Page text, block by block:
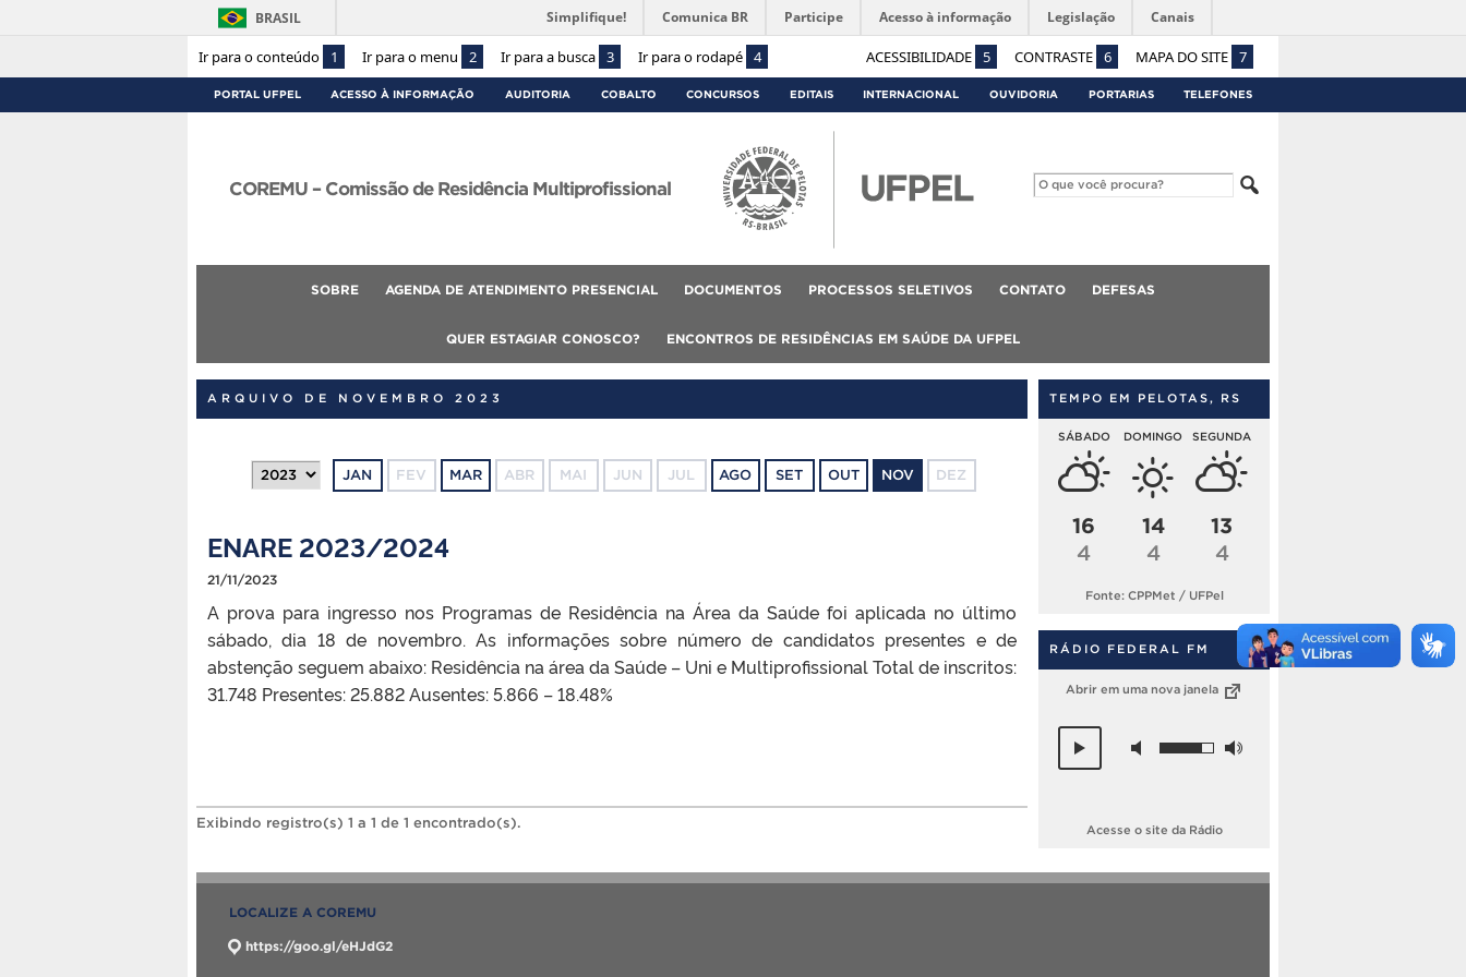
Ir para o conteúdo 1 Ir para o menu 2 Ir para a busca 3 Ir para o rodapé 4 ACESSIBILIDADE 5 CONTRASTE 6 MAPA DO SITE 7
BRASIL Simplifique! Comunica BR Participe Acesso à informação Legislação Canais
PORTAL UFPEL ACESSO À INFORMAÇÃO AUDITORIA COBALTO CONCURSOS EDITAIS INTERNACIONAL OUVIDORIA PORTARIAS TELEFONES
COREMU – Comissão de Residência Multiprofissional
SOBRE AGENDA DE ATENDIMENTO PRESENCIAL DOCUMENTOS PROCESSOS SELETIVOS CONTATO DEFESAS
QUER ESTAGIAR CONOSCO? ENCONTROS DE RESIDÊNCIAS EM SAÚDE DA UFPEL
ARQUIVO DE NOVEMBRO 2023
JAN FEV MAR ABR MAI JUN JUL AGO SET OUT NOV DEZ
ENARE 2023/2024
21/11/2023
A prova para ingresso nos Programas de Residência na Área da Saúde foi aplicada no último
sábado, dia 18 de novembro. As informações sobre número de candidatos presentes e de
abstenção seguem abaixo: Residência na área da Saúde – Uni e Multiprofissional Total de inscritos:
31.748 Presentes: 25.882 Ausentes: 5.866 – 18.48%
Exibindo registro(s) 1 a 1 de 1 encontrado(s).
TEMPO EM PELOTAS, RS
SÁBADO
16
4
DOMINGO
14
4
SEGUNDA
13
4
Fonte: CPPMet / UFPel
RÁDIO FEDERAL FM
Abrir em uma nova janela
Acesse o site da Rádio
LOCALIZE A COREMU
https://goo.gl/eHJdG2